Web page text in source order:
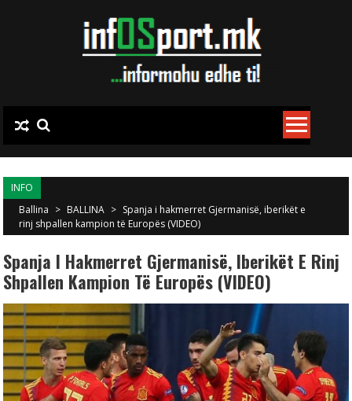
INFO
Ballina > BALLINA > Spanja i hakmerret Gjermanisë, iberikët e
rinj shpallen kampion të Europës (VIDEO)
Spanja I Hakmerret Gjermanisë, Iberikët E Rinj
Shpallen Kampion Të Europës (VIDEO)